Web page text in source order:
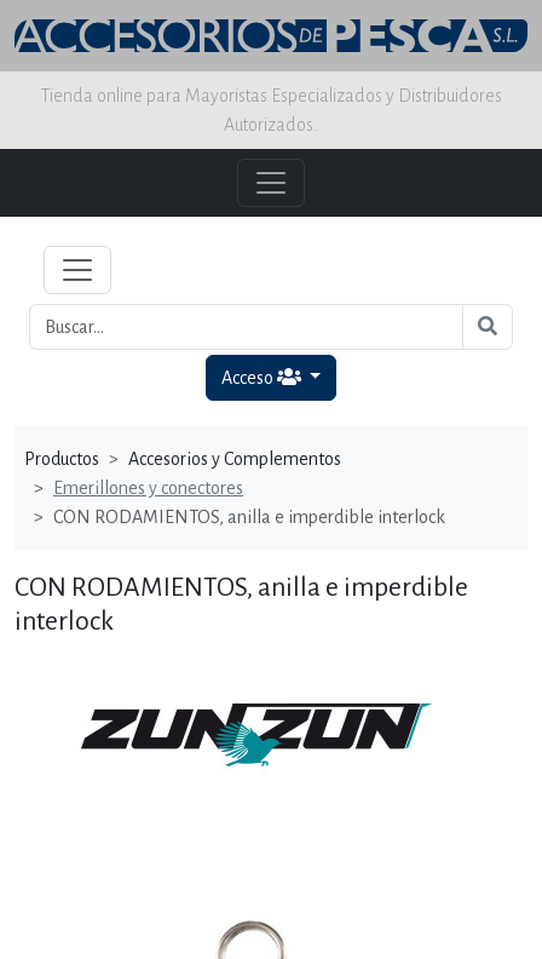
Tienda online para Mayoristas Especializados y Distribuidores
Autorizados.
Acceso
Productos
Accesorios y Complementos
Emerillones y conectores
CON RODAMIENTOS, anilla e imperdible interlock
CON RODAMIENTOS, anilla e imperdible
interlock